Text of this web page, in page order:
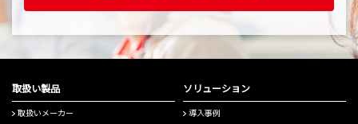
取扱い製品
取扱いメーカー
ソリューション
導入事例